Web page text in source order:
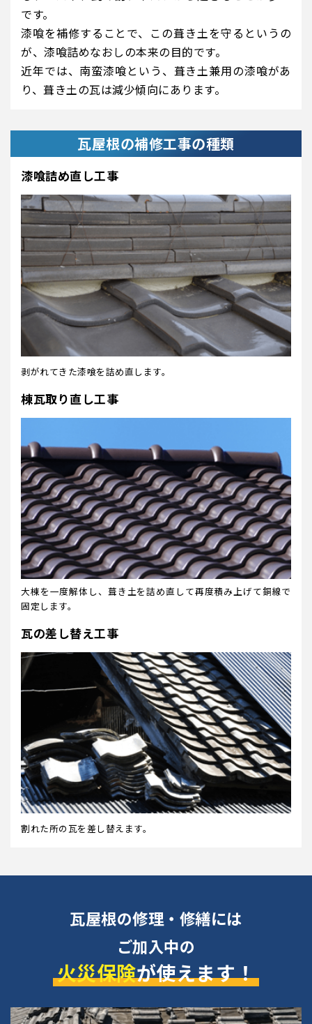
です。
漆喰を補修することで、この葺き土を守るというの
が、漆喰詰めなおしの本来の目的です。
近年では、南蛮漆喰という、葺き土兼用の漆喰があ
り、葺き土の瓦は減少傾向にあります。
瓦屋根の補修工事の種類
漆喰詰め直し工事
剥がれてきた漆喰を詰め直します。
棟瓦取り直し工事
大棟を一度解体し、葺き土を詰め直して再度積み上げて銅線で
固定します。
瓦の差し替え工事
割れた所の瓦を差し替えます。
瓦屋根の修理・修繕には
ご加入中の
火災保険が使えます！